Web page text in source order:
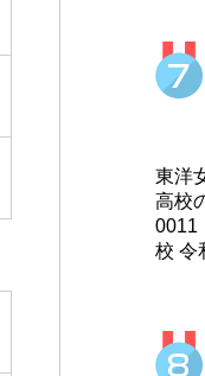
東洋
高校
0011
校 令